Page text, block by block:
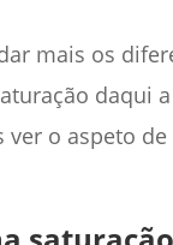
mais os
daqui
ver o aspeto